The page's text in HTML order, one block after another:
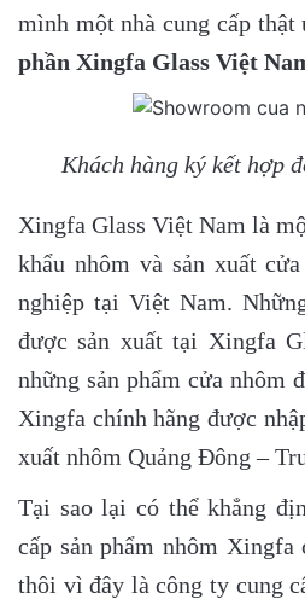
mình một nhà cung cấp
phần Xingfa Glass Việt
Khách hàng ký kết hợp
Xingfa Glass Việt Nam là
khẩu nhôm và sản xuất
nghiệp tại Việt Nam.
được sản xuất tại Xingfa
những sản phẩm cửa nhôm
Xingfa chính hãng được
xuất nhôm Quảng Đông –
Tại sao lại có thể khẳng
cấp sản phẩm nhôm
thôi vì đây là công ty cung